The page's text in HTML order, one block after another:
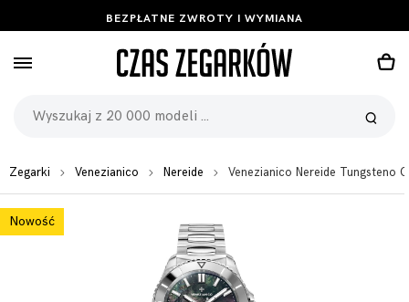
BEZPŁATNE ZWROTY I WYMIANA
Zegarki Venezianico Nereide Venezianico Nereide Tungsteno
Nowość